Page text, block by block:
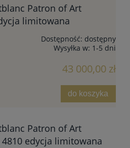
Patron of Art
limitowana
Dostępność: dostępny
Wysyłka w: 1-5 dni
43 000,00 zł
do koszyka
Patron of Art
edycja limitowana